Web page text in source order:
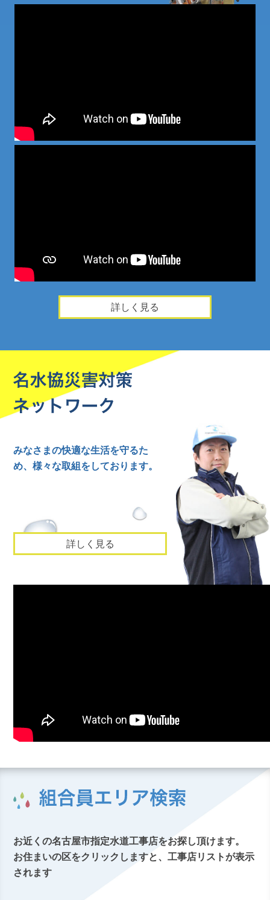
詳しく見る
みなさまの快適な生活を守るた
め、様々な取組をしております。
詳しく見る
お近くの名古屋市指定水道工事店をお探し頂けます。
お住まいの区をクリックしますと、工事店リストが表示
されます